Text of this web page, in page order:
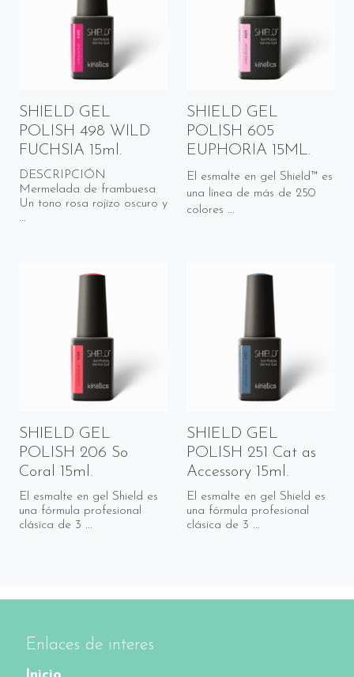
SHIELD GEL
POLISH 498 WILD
FUCHSIA 15ml.
DESCRIPCIÓN
Mermelada de frambuesa
Un tono rosa rojizo oscuro y
...
SHIELD GEL
POLISH 605
EUPHORIA 15ML.
El esmalte en gel Shield™ es
una línea de más de 250
colores ...
SHIELD GEL
POLISH 206 So
Coral 15ml.
El esmalte en gel Shield es
una fórmula profesional
clásica de 3 ...
SHIELD GEL
POLISH 251 Cat as
Accessory 15ml.
El esmalte en gel Shield es
una fórmula profesional
clásica de 3 ...
Enlaces de interes